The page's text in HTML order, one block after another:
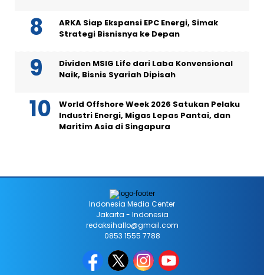
ARKA Siap Ekspansi EPC Energi, Simak
Strategi Bisnisnya ke Depan
Dividen MSIG Life dari Laba Konvensional
Naik, Bisnis Syariah Dipisah
World Offshore Week 2026 Satukan Pelaku
Industri Energi, Migas Lepas Pantai, dan
Maritim Asia di Singapura
Indonesia Media Center
Jakarta - Indonesia
redaksihallo@gmail.com
0853 1555 7788